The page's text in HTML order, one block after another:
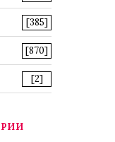
[385]
[870]
[2]